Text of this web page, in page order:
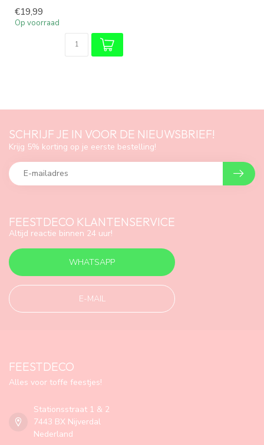
€19,99
Op voorraad
FEESTDECO KLANTENSERVICE
Altijd reactie binnen 24 uur!
WHATSAPP
E-MAIL
SCHRIJF JE IN VOOR DE NIEUWSBRIEF!
Krijg 5% korting op je eerste bestelling!
FEESTDECO
Alles voor toffe feestjes!
Stationsstraat 1 & 2
7443 BX Nijverdal
Nederland